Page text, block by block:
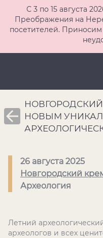
С 3 по 15 августа
Преображения на
посетителей.
НОВЫМ
26 августа 2025
Новгородский
Археология
Летний
археологов и всех